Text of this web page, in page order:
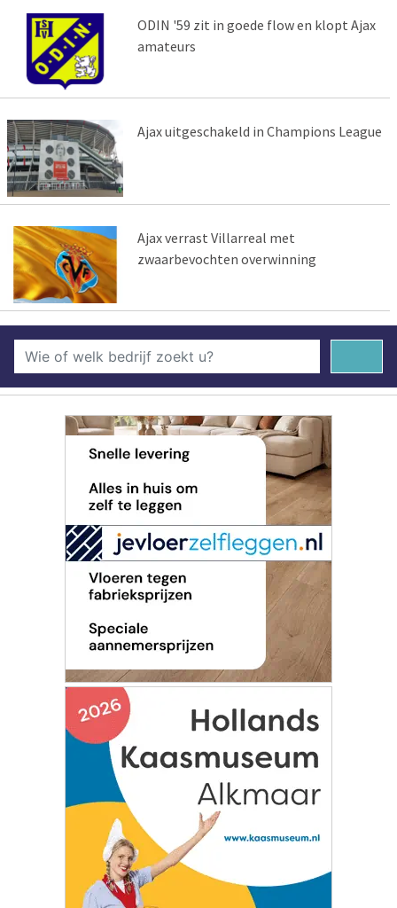
ODIN '59 zit in goede flow en klopt Ajax
amateurs
Ajax uitgeschakeld in Champions League
Ajax verrast Villarreal met
zwaarbevochten overwinning